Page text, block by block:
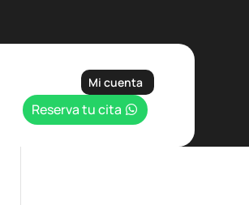
Mi cuenta
Reserva tu cita